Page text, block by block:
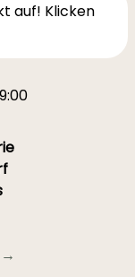
auf! Klicken
→